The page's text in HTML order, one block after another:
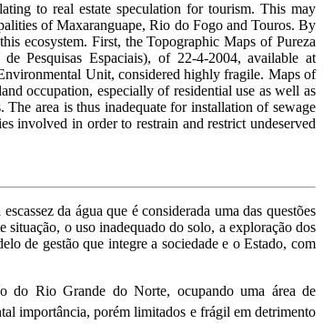
to real estate speculation for tourism. This may
of Maxaranguape, Rio do Fogo and Touros. By
ecosystem. First, the Topographic Maps of Pureza
Pesquisas Espaciais), of 22-4-2004, available at
Unit, considered highly fragile. Maps of
occupation, especially of residential use as well as
area is thus inadequate for installation of sewage
involved in order to restrain and restrict undeserved
da água que é considerada uma das questões
situação, o uso inadequado do solo, a exploração dos
de gestão que integre a sociedade e o Estado, com
do Rio Grande do Norte, ocupando uma área de
importância, porém limitados e frágil em detrimento